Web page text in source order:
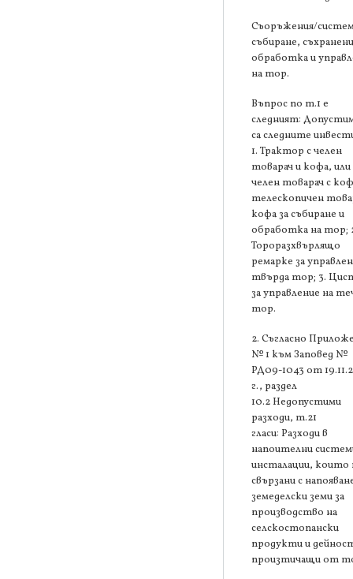
Съоръжения/
събиране,
обработка и
на тор.
Въпрос по т.1 е
следният:
са следните
1. Трактор с челен
товарач и кофа,
челен товарач с
телескопичен
кофа за събиране и
обработка на тор;
Тороразхвърлящо
ремарке за
твърда тор; 3.
за управление на
тор.
2. Съгласно
№ 1 към Заповед №
РД09-1043 от
г., раздел
10.2 Недопустими
разходи, т.21
гласи: Разходи в
напоителни
инсталации, които
свързани с
земеделски земи за
производство на
селскостопански
продукти и
произтичащи от